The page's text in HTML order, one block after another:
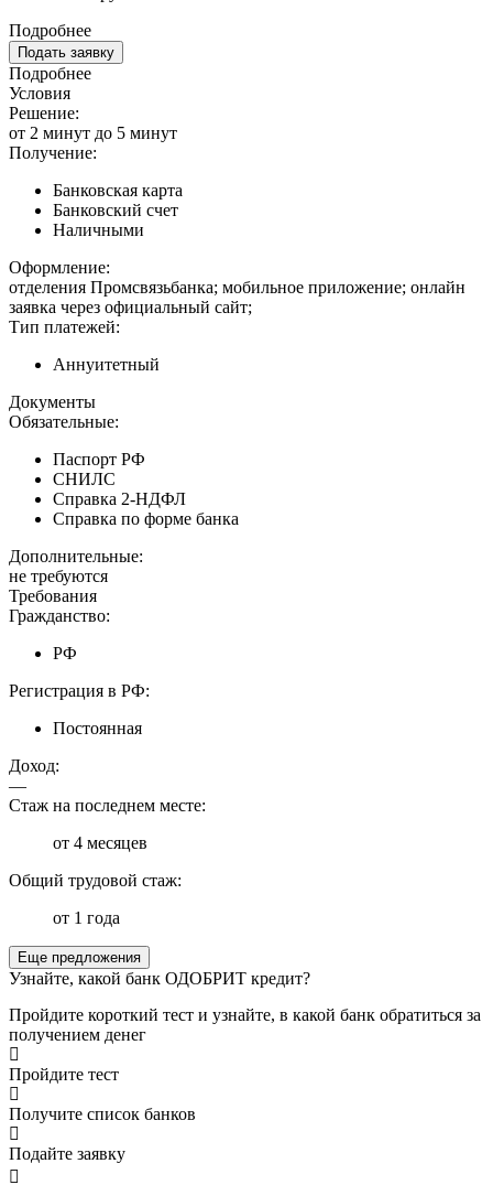
Подробнее
Подать заявку
Подробнее
Условия
Решение:
от 2 минут до 5 минут
Получение:
Банковская карта
Банковский счет
Наличными
Оформление:
отделения Промсвязьбанка; мобильное приложение; онлайн
заявка через официальный сайт;
Тип платежей:
Аннуитетный
Документы
Обязательные:
Паспорт РФ
СНИЛС
Справка 2-НДФЛ
Справка по форме банка
Дополнительные:
не требуются
Требования
Гражданство:
РФ
Регистрация в РФ:
Постоянная
Доход:
—
Стаж на последнем месте:
от 4 месяцев
Общий трудовой стаж:
от 1 года
Еще предложения
Узнайте, какой банк ОДОБРИТ кредит?
Пройдите короткий тест и узнайте, в какой банк обратиться за
получением денег
Пройдите тест
Получите список банков
Подайте заявку